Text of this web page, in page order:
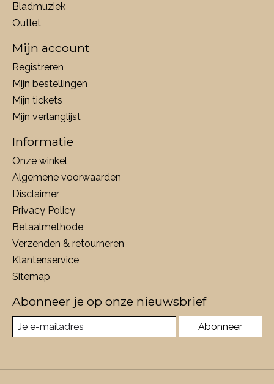
Bladmuziek
Outlet
Mijn account
Registreren
Mijn bestellingen
Mijn tickets
Mijn verlanglijst
Informatie
Onze winkel
Algemene voorwaarden
Disclaimer
Privacy Policy
Betaalmethode
Verzenden & retourneren
Klantenservice
Sitemap
Abonneer je op onze nieuwsbrief
Abonneer